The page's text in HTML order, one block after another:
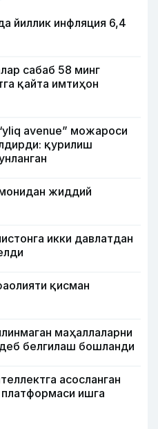
йиллик инфляция 6,4
сабаб 58 минг
қайта имтиҳон
avenue” можароси
қурилиш
жиддий
икки давлатдан
қисман
маҳаллаларни
белгилаш бошланди
асосланган
ишга